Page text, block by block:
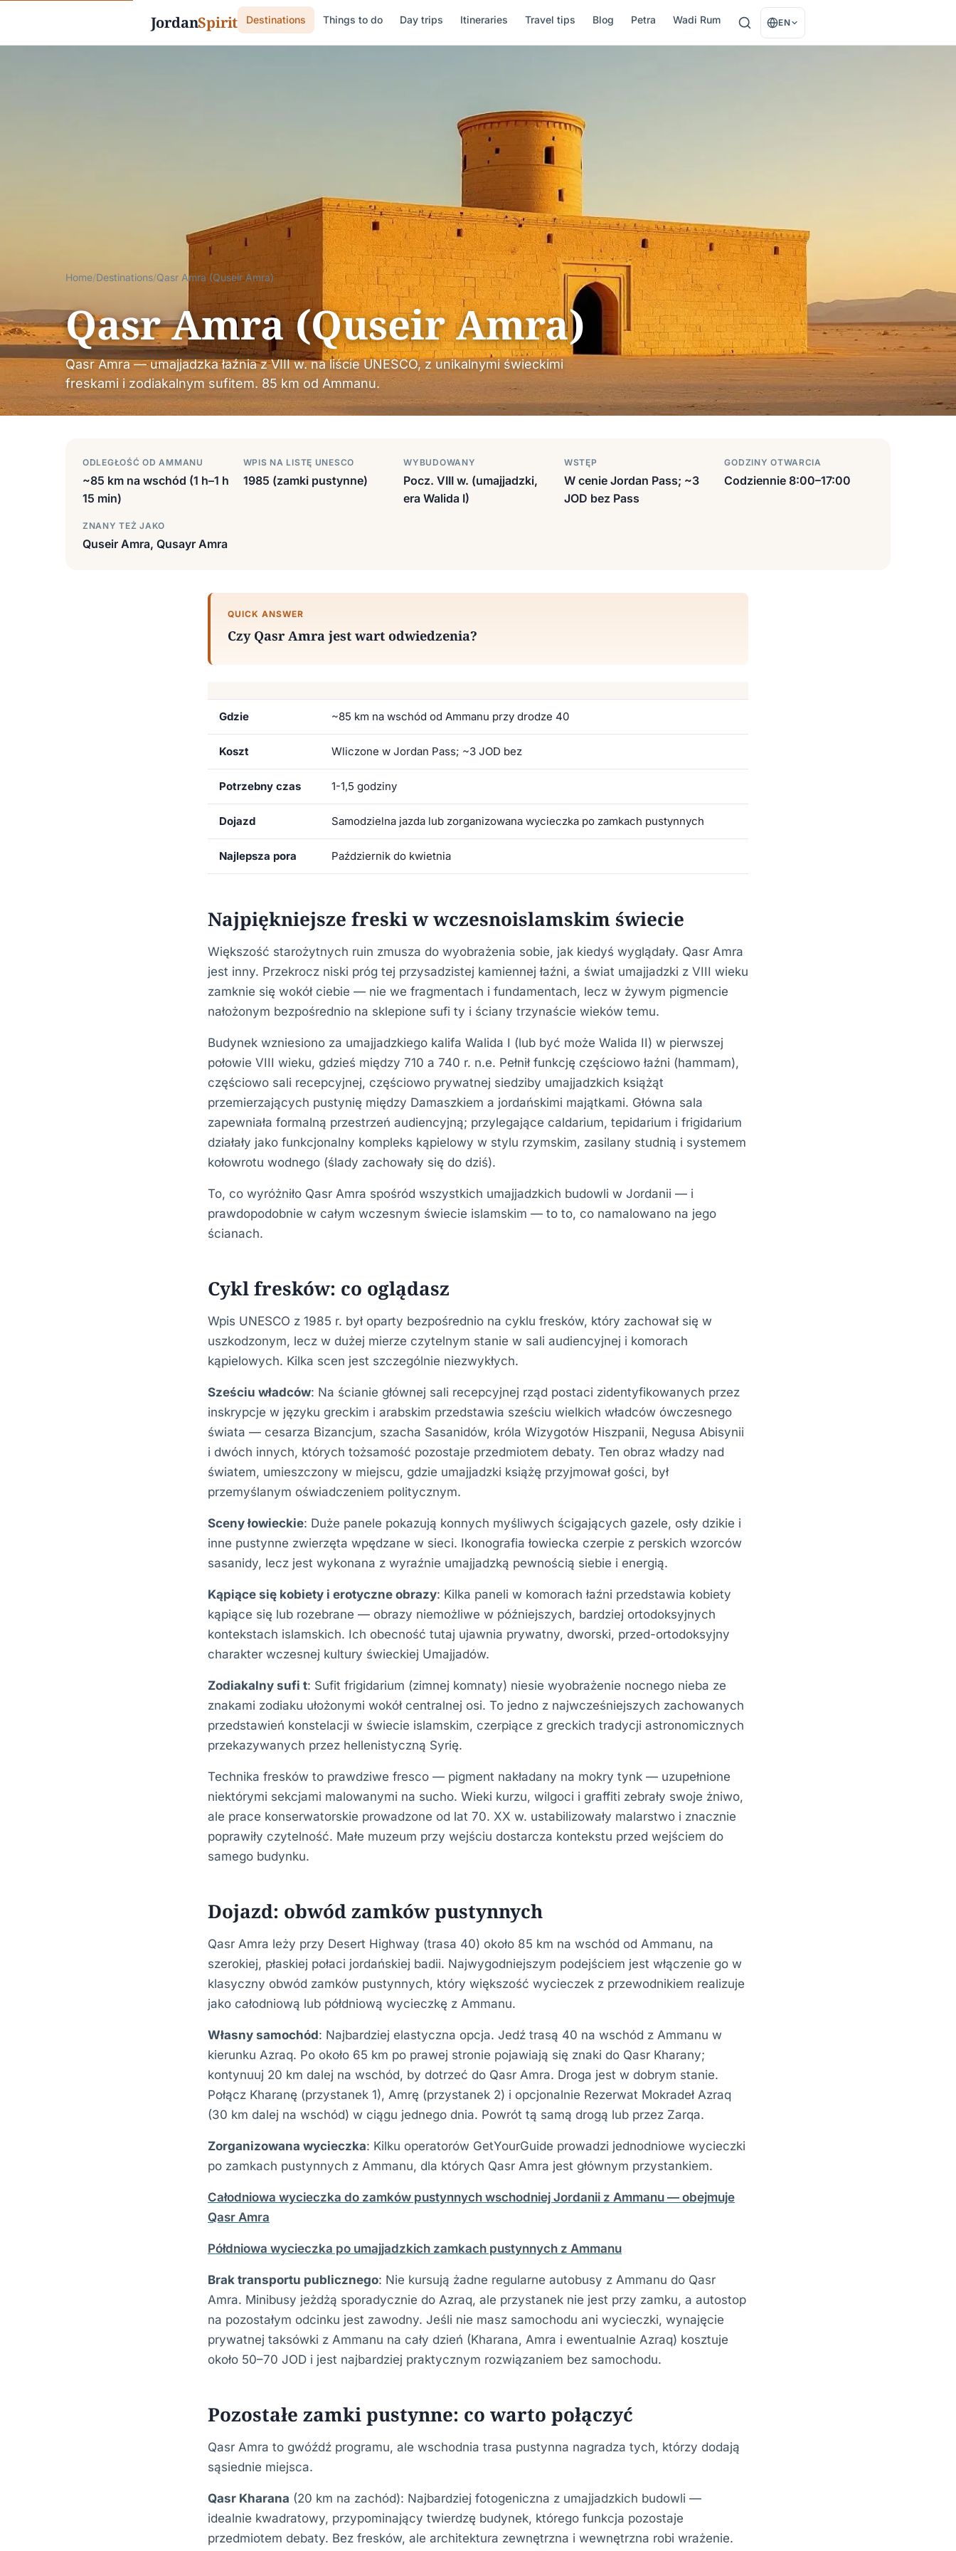
JordanSpirit Destinations Things to do Day trips Itineraries Travel tips Blog Petra Wadi Rum EN
Home/Destinations/Qasr Amra (Quseir Amra)
Qasr Amra (Quseir Amra)
Qasr Amra — umajjadzka łaźnia z VIII w. na liście UNESCO, z unikalnymi świeckimi
freskami i zodiakalnym sufitem. 85 km od Ammanu.
ODLEGŁOŚĆ OD AMMANU
~85 km na wschód (1 h–1 h
15 min)
WPIS NA LISTĘ UNESCO
1985 (zamki pustynne)
WYBUDOWANY
Pocz. VIII w. (umajjadzki,
era Walida I)
WSTĘP
W cenie Jordan Pass; ~3
JOD bez Pass
GODZINY OTWARCIA
Codziennie 8:00–17:00
ZNANY TEŻ JAKO
Quseir Amra, Qusayr Amra
QUICK ANSWER
Czy Qasr Amra jest wart odwiedzenia?
Gdzie ~85 km na wschód od Ammanu przy drodze 40
Koszt Wliczone w Jordan Pass; ~3 JOD bez
Potrzebny czas 1-1,5 godziny
Dojazd Samodzielna jazda lub zorganizowana wycieczka po zamkach pustynnych
Najlepsza pora Październik do kwietnia
Najpiękniejsze freski w wczesnoislamskim świecie
Większość starożytnych ruin zmusza do wyobrażenia sobie, jak kiedyś wyglądały. Qasr Amra
jest inny. Przekrocz niski próg tej przysadzistej kamiennej łaźni, a świat umajjadzki z VIII wieku
zamknie się wokół ciebie — nie we fragmentach i fundamentach, lecz w żywym pigmencie
nałożonym bezpośrednio na sklepione sufi ty i ściany trzynaście wieków temu.
Budynek wzniesiono za umajjadzkiego kalifa Walida I (lub być może Walida II) w pierwszej
połowie VIII wieku, gdzieś między 710 a 740 r. n.e. Pełnił funkcję częściowo łaźni (hammam),
częściowo sali recepcyjnej, częściowo prywatnej siedziby umajjadzkich książąt
przemierzających pustynię między Damaszkiem a jordańskimi majątkami. Główna sala
zapewniała formalną przestrzeń audiencyjną; przylegające caldarium, tepidarium i frigidarium
działały jako funkcjonalny kompleks kąpielowy w stylu rzymskim, zasilany studnią i systemem
kołowrotu wodnego (ślady zachowały się do dziś).
To, co wyróżniło Qasr Amra spośród wszystkich umajjadzkich budowli w Jordanii — i
prawdopodobnie w całym wczesnym świecie islamskim — to to, co namalowano na jego
ścianach.
Cykl fresków: co oglądasz
Wpis UNESCO z 1985 r. był oparty bezpośrednio na cyklu fresków, który zachował się w
uszkodzonym, lecz w dużej mierze czytelnym stanie w sali audiencyjnej i komorach
kąpielowych. Kilka scen jest szczególnie niezwykłych.
Sześciu władców: Na ścianie głównej sali recepcyjnej rząd postaci zidentyfikowanych przez
inskrypcje w języku greckim i arabskim przedstawia sześciu wielkich władców ówczesnego
świata — cesarza Bizancjum, szacha Sasanidów, króla Wizygotów Hiszpanii, Negusa Abisynii
i dwóch innych, których tożsamość pozostaje przedmiotem debaty. Ten obraz władzy nad
światem, umieszczony w miejscu, gdzie umajjadzki książę przyjmował gości, był
przemyślanym oświadczeniem politycznym.
Sceny łowieckie: Duże panele pokazują konnych myśliwych ścigających gazele, osły dzikie i
inne pustynne zwierzęta wpędzane w sieci. Ikonografia łowiecka czerpie z perskich wzorców
sasanidy, lecz jest wykonana z wyraźnie umajjadzką pewnością siebie i energią.
Kąpiące się kobiety i erotyczne obrazy: Kilka paneli w komorach łaźni przedstawia kobiety
kąpiące się lub rozebrane — obrazy niemożliwe w późniejszych, bardziej ortodoksyjnych
kontekstach islamskich. Ich obecność tutaj ujawnia prywatny, dworski, przed-ortodoksyjny
charakter wczesnej kultury świeckiej Umajjadów.
Zodiakalny sufi t: Sufit frigidarium (zimnej komnaty) niesie wyobrażenie nocnego nieba ze
znakami zodiaku ułożonymi wokół centralnej osi. To jedno z najwcześniejszych zachowanych
przedstawień konstelacji w świecie islamskim, czerpiące z greckich tradycji astronomicznych
przekazywanych przez hellenistyczną Syrię.
Technika fresków to prawdziwe fresco — pigment nakładany na mokry tynk — uzupełnione
niektórymi sekcjami malowanymi na sucho. Wieki kurzu, wilgoci i graffiti zebrały swoje żniwo,
ale prace konserwatorskie prowadzone od lat 70. XX w. ustabilizowały malarstwo i znacznie
poprawiły czytelność. Małe muzeum przy wejściu dostarcza kontekstu przed wejściem do
samego budynku.
Dojazd: obwód zamków pustynnych
Qasr Amra leży przy Desert Highway (trasa 40) około 85 km na wschód od Ammanu, na
szerokiej, płaskiej połaci jordańskiej badii. Najwygodniejszym podejściem jest włączenie go w
klasyczny obwód zamków pustynnych, który większość wycieczek z przewodnikiem realizuje
jako całodniową lub półdniową wycieczkę z Ammanu.
Własny samochód: Najbardziej elastyczna opcja. Jedź trasą 40 na wschód z Ammanu w
kierunku Azraq. Po około 65 km po prawej stronie pojawiają się znaki do Qasr Kharany;
kontynuuj 20 km dalej na wschód, by dotrzeć do Qasr Amra. Droga jest w dobrym stanie.
Połącz Kharanę (przystanek 1), Amrę (przystanek 2) i opcjonalnie Rezerwat Mokradeł Azraq
(30 km dalej na wschód) w ciągu jednego dnia. Powrót tą samą drogą lub przez Zarqa.
Zorganizowana wycieczka: Kilku operatorów GetYourGuide prowadzi jednodniowe wycieczki
po zamkach pustynnych z Ammanu, dla których Qasr Amra jest głównym przystankiem.
Całodniowa wycieczka do zamków pustynnych wschodniej Jordanii z Ammanu — obejmuje
Qasr Amra
Półdniowa wycieczka po umajjadzkich zamkach pustynnych z Ammanu
Brak transportu publicznego: Nie kursują żadne regularne autobusy z Ammanu do Qasr
Amra. Minibusy jeżdżą sporadycznie do Azraq, ale przystanek nie jest przy zamku, a autostop
na pozostałym odcinku jest zawodny. Jeśli nie masz samochodu ani wycieczki, wynajęcie
prywatnej taksówki z Ammanu na cały dzień (Kharana, Amra i ewentualnie Azraq) kosztuje
około 50–70 JOD i jest najbardziej praktycznym rozwiązaniem bez samochodu.
Pozostałe zamki pustynne: co warto połączyć
Qasr Amra to gwóźdź programu, ale wschodnia trasa pustynna nagradza tych, którzy dodają
sąsiednie miejsca.
Qasr Kharana (20 km na zachód): Najbardziej fotogeniczna z umajjadzkich budowli —
idealnie kwadratowy, przypominający twierdzę budynek, którego funkcja pozostaje
przedmiotem debaty. Bez fresków, ale architektura zewnętrzna i wewnętrzna robi wrażenie.